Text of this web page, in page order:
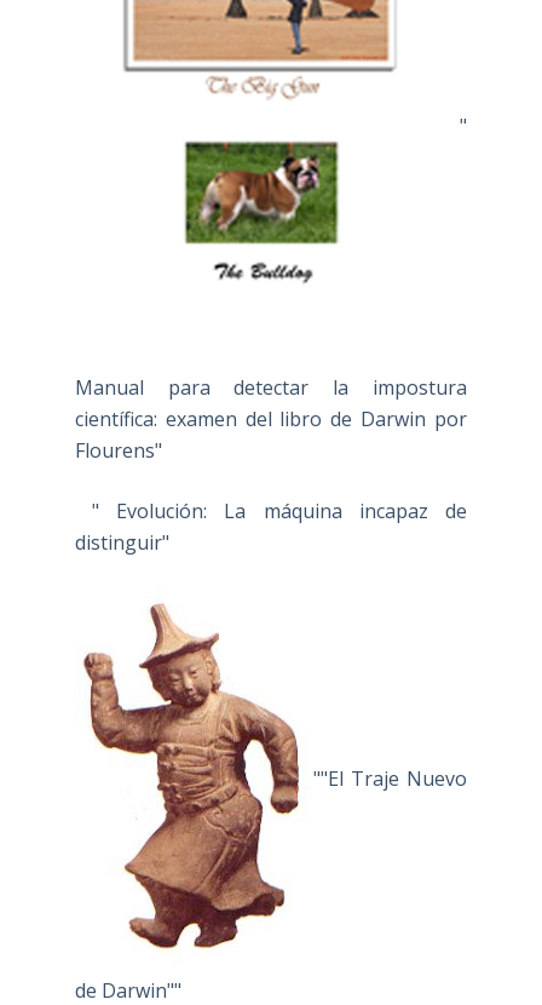
"
Manual para detectar la impostura
científica: examen del libro de Darwin por
Flourens"
" Evolución: La máquina incapaz de
distinguir"
""El Traje Nuevo
de Darwin""